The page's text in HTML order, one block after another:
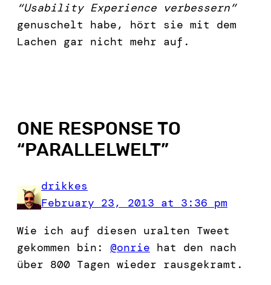
“Usability Experience verbessern”
genuschelt habe, hört sie mit dem
Lachen gar nicht mehr auf.
ONE RESPONSE TO
“PARALLELWELT”
drikkes
February 23, 2013 at 3:36 pm
Wie ich auf diesen uralten Tweet
gekommen bin: @onrie hat den nach
über 800 Tagen wieder rausgekramt.